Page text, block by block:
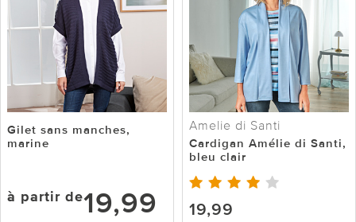
Gilet sans manches,
marine
à partir de19,99
Amelie di Santi
Cardigan Amélie di Santi,
bleu clair
19,99